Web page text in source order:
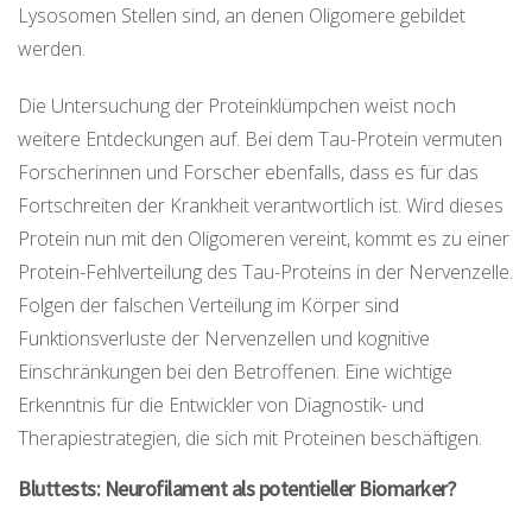
Lysosomen Stellen sind, an denen Oligomere gebildet
werden.
Die Untersuchung der Proteinklümpchen weist noch
weitere Entdeckungen auf. Bei dem Tau-Protein vermuten
Forscherinnen und Forscher ebenfalls, dass es für das
Fortschreiten der Krankheit verantwortlich ist. Wird dieses
Protein nun mit den Oligomeren vereint, kommt es zu einer
Protein-Fehlverteilung des Tau-Proteins in der Nervenzelle.
Folgen der falschen Verteilung im Körper sind
Funktionsverluste der Nervenzellen und kognitive
Einschränkungen bei den Betroffenen. Eine wichtige
Erkenntnis für die Entwickler von Diagnostik- und
Therapiestrategien, die sich mit Proteinen beschäftigen.
Bluttests: Neurofilament als potentieller Biomarker?